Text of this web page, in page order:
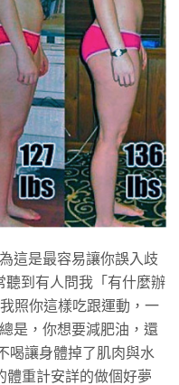
這是最容易讓你誤入歧
聽到有人問我「有什麼辦
照你這樣吃跟運動，一
是，你想要減肥油，還
喝讓身體掉了肌肉與水
體重計安詳的做個好夢